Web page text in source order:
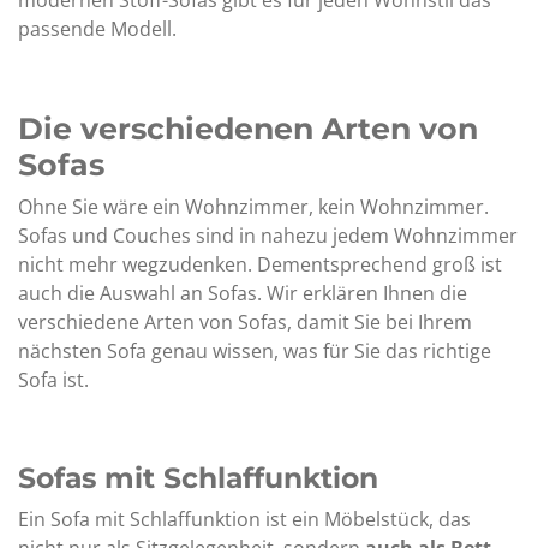
passende Modell.
Die verschiedenen Arten von
Sofas
Ohne Sie wäre ein Wohnzimmer, kein Wohnzimmer.
Sofas und Couches sind in nahezu jedem Wohnzimmer
nicht mehr wegzudenken. Dementsprechend groß ist
auch die Auswahl an Sofas. Wir erklären Ihnen die
verschiedene Arten von Sofas, damit Sie bei Ihrem
nächsten Sofa genau wissen, was für Sie das richtige
Sofa ist.
Sofas mit Schlaffunktion
Ein Sofa mit Schlaffunktion ist ein Möbelstück, das